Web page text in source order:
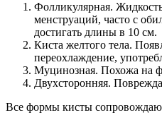
Фолликулярная.
менструаций, часто с
достигать длины в 10 см.
Киста желтого тела.
переохлаждение,
Муцинозная. Похожа на
Двухсторонняя.
Все формы кисты